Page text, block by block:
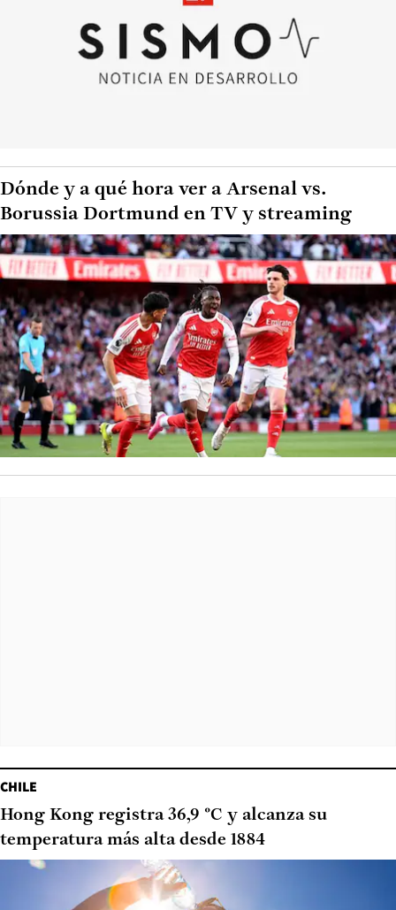
Dónde y a qué hora ver a Arsenal vs.
Borussia Dortmund en TV y streaming
CHILE
Hong Kong registra 36,9 °C y alcanza su
temperatura más alta desde 1884